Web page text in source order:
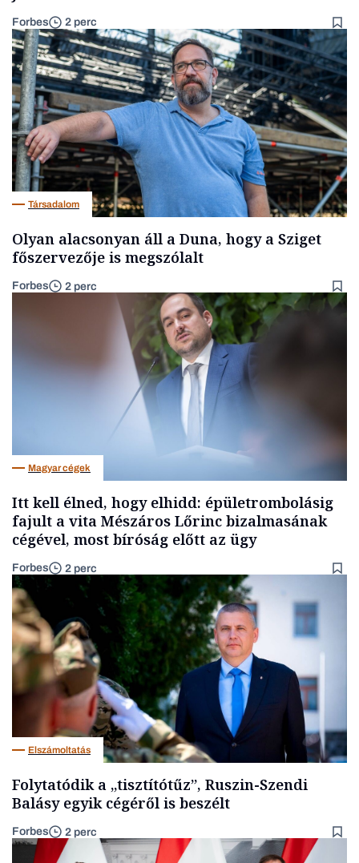
Forbes 2 perc
Társadalom
Olyan alacsonyan áll a Duna, hogy a Sziget
főszervezője is megszólalt
Forbes 2 perc
Magyar cégek
Itt kell élned, hogy elhidd: épületrombolásig
fajult a vita Mészáros Lőrinc bizalmasának
cégével, most bíróság előtt az ügy
Forbes 2 perc
Elszámoltatás
Folytatódik a „tisztítótűz”, Ruszin-Szendi
Balásy egyik cégéről is beszélt
Forbes 2 perc